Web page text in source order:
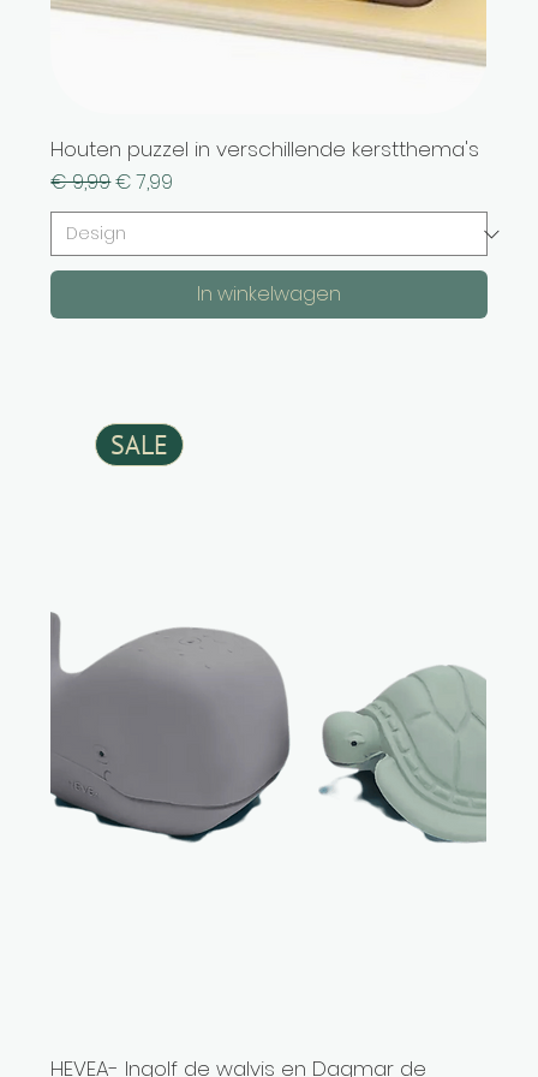
Houten puzzel in verschillende kerstthema's
Normale prijs
€ 9,99Verkoopprijs
€ 7,99
In winkelwagen
SALE
HEVEA- Ingolf de walvis en Dagmar de